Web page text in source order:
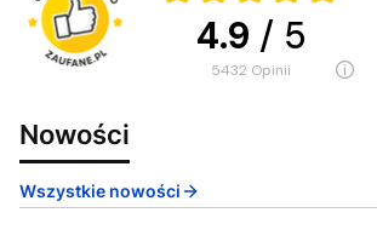
4.9 / 5
5432 opinii
Nowości
Wszystkie nowości